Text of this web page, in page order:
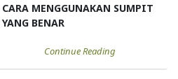
CARA MENGGUNAKAN SUMPIT
YANG BENAR
Continue Reading